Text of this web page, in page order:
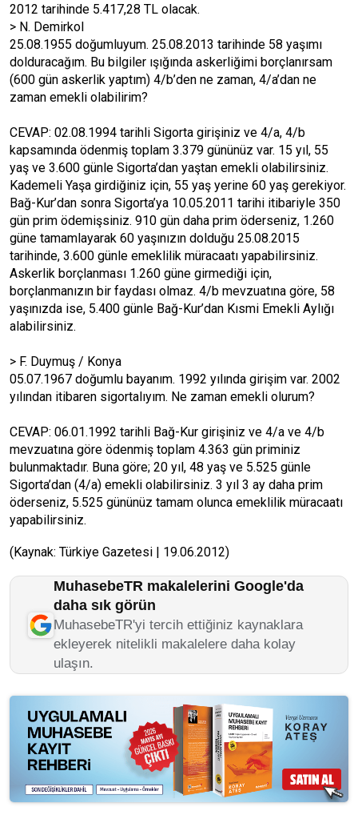
2012 tarihinde 5.417,28 TL olacak.
> N. Demirkol
25.08.1955 doğumluyum. 25.08.2013 tarihinde 58 yaşımı
dolduracağım. Bu bilgiler ışığında askerliğimi borçlanırsam
(600 gün askerlik yaptım) 4/b’den ne zaman, 4/a’dan ne
zaman emekli olabilirim?
CEVAP: 02.08.1994 tarihli Sigorta girişiniz ve 4/a, 4/b
kapsamında ödenmiş toplam 3.379 gününüz var. 15 yıl, 55
yaş ve 3.600 günle Sigorta’dan yaştan emekli olabilirsiniz.
Kademeli Yaşa girdiğiniz için, 55 yaş yerine 60 yaş gerekiyor.
Bağ-Kur’dan sonra Sigorta’ya 10.05.2011 tarihi itibariyle 350
gün prim ödemişsiniz. 910 gün daha prim öderseniz, 1.260
güne tamamlayarak 60 yaşınızın dolduğu 25.08.2015
tarihinde, 3.600 günle emeklilik müracaatı yapabilirsiniz.
Askerlik borçlanması 1.260 güne girmediği için,
borçlanmanızın bir faydası olmaz. 4/b mevzuatına göre, 58
yaşınızda ise, 5.400 günle Bağ-Kur’dan Kısmi Emekli Aylığı
alabilirsiniz.
> F. Duymuş / Konya
05.07.1967 doğumlu bayanım. 1992 yılında girişim var. 2002
yılından itibaren sigortalıyım. Ne zaman emekli olurum?
CEVAP: 06.01.1992 tarihli Bağ-Kur girişiniz ve 4/a ve 4/b
mevzuatına göre ödenmiş toplam 4.363 gün priminiz
bulunmaktadır. Buna göre; 20 yıl, 48 yaş ve 5.525 günle
Sigorta’dan (4/a) emekli olabilirsiniz. 3 yıl 3 ay daha prim
öderseniz, 5.525 gününüz tamam olunca emeklilik müracaatı
yapabilirsiniz.
(Kaynak: Türkiye Gazetesi | 19.06.2012)
MuhasebeTR makalelerini Google'da
daha sık görün
MuhasebeTR'yi tercih ettiğiniz kaynaklara
ekleyerek nitelikli makalelere daha kolay
ulaşın.